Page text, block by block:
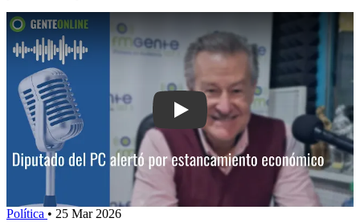
Play: Diputado del PC alertó por
Política • 25 Mar 2026